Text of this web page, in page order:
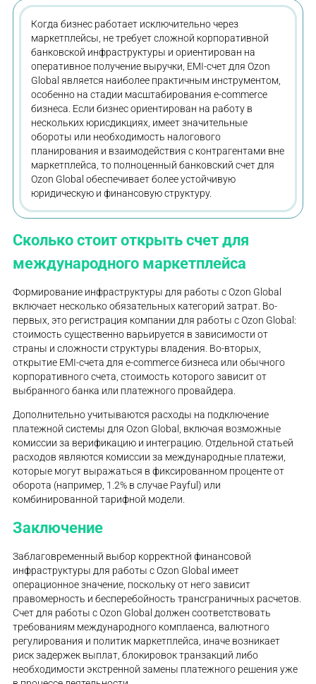
Когда бизнес работает исключительно через
маркетплейсы, не требует сложной корпоративной
банковской инфраструктуры и ориентирован на
оперативное получение выручки, EMI-счет для Ozon
Global является наиболее практичным инструментом,
особенно на стадии масштабирования e-commerce
бизнеса. Если бизнес ориентирован на работу в
нескольких юрисдикциях, имеет значительные
обороты или необходимость налогового
планирования и взаимодействия с контрагентами вне
маркетплейса, то полноценный банковский счет для
Ozon Global обеспечивает более устойчивую
юридическую и финансовую структуру.
Сколько стоит открыть счет для
международного маркетплейса
Формирование инфраструктуры для работы с Ozon Global
включает несколько обязательных категорий затрат. Во-
первых, это регистрация компании для работы с Ozon Global:
стоимость существенно варьируется в зависимости от
страны и сложности структуры владения. Во-вторых,
открытие EMI-счета для e-commerce бизнеса или обычного
корпоративного счета, стоимость которого зависит от
выбранного банка или платежного провайдера.
Дополнительно учитываются расходы на подключение
платежной системы для Ozon Global, включая возможные
комиссии за верификацию и интеграцию. Отдельной статьей
расходов являются комиссии за международные платежи,
которые могут выражаться в фиксированном проценте от
оборота (например, 1.2% в случае Payful) или
комбинированной тарифной модели.
Заключение
Заблаговременный выбор корректной финансовой
инфраструктуры для работы с Ozon Global имеет
операционное значение, поскольку от него зависит
правомерность и бесперебойность трансграничных расчетов.
Счет для работы с Ozon Global должен соответствовать
требованиям международного комплаенса, валютного
регулирования и политик маркетплейса, иначе возникает
риск задержек выплат, блокировок транзакций либо
необходимости экстренной замены платежного решения уже